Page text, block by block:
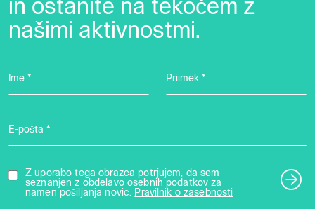
in ostanite na tekočem z
našimi aktivnostmi.
Ime * Priimek *
E-pošta *
Z uporabo tega obrazca potrjujem, da sem
seznanjen z obdelavo osebnih podatkov za
namen pošiljanja novic. Pravilnik o zasebnosti